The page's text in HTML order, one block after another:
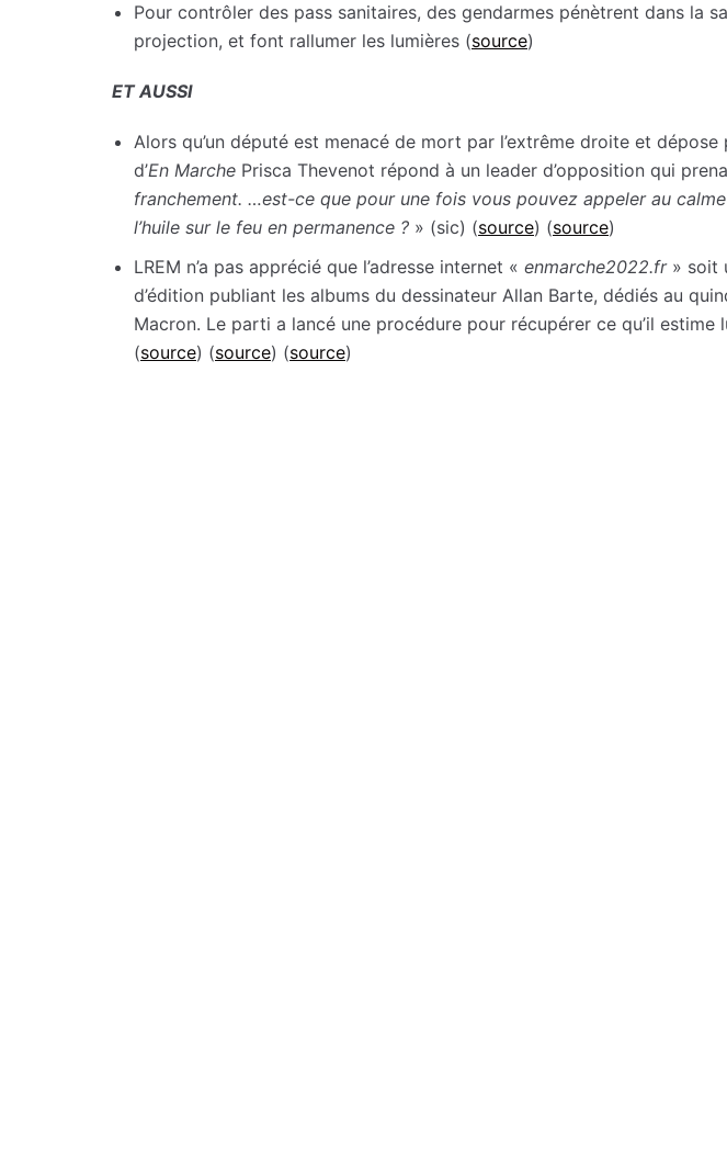
Pour contrôler des pass sanitaires, des gendarmes pénètrent dans la
projection, et font rallumer les lumières (source)
ET AUSSI
Alors qu’un député est menacé de mort par l’extrême droite et
d’En Marche Prisca Thevenot répond à un leader d’opposition qui
franchement. …est-ce que pour une fois vous pouvez appeler au
l’huile sur le feu en permanence ? » (sic) (source) (source)
LREM n’a pas apprécié que l’adresse internet « enmarche2022.fr» soit
d’édition publiant les albums du dessinateur Allan Barte, dédiés au
Macron. Le parti a lancé une procédure pour récupérer ce qu’il
(source) (source) (source)